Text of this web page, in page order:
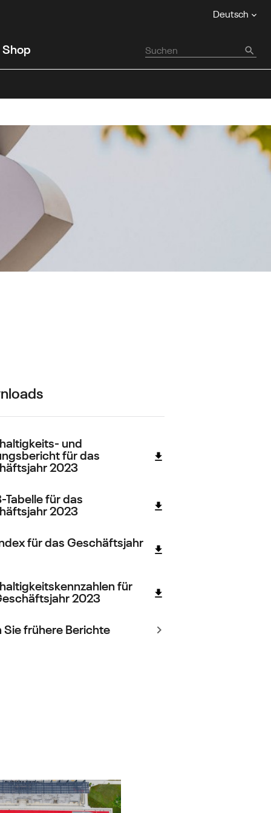
Deutsch
Shop
und
für das
2023
Tabelle für das
2023
für das Geschäftsjahr
für
2023
Sie frühere Berichte